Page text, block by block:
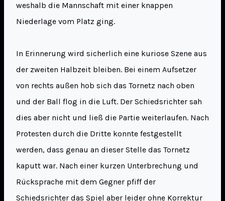
weshalb die Mannschaft mit einer knappen
Niederlage vom Platz ging.
In Erinnerung wird sicherlich eine kuriose Szene aus
der zweiten Halbzeit bleiben. Bei einem Aufsetzer
von rechts außen hob sich das Tornetz nach oben
und der Ball flog in die Luft. Der Schiedsrichter sah
dies aber nicht und ließ die Partie weiterlaufen. Nach
Protesten durch die Dritte konnte festgestellt
werden, dass genau an dieser Stelle das Tornetz
kaputt war. Nach einer kurzen Unterbrechung und
Rücksprache mit dem Gegner pfiff der
Schiedsrichter das Spiel aber leider ohne Korrektur